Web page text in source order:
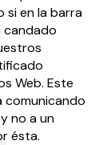
si en la barra
candado
Web. Este
comunicando
no a un
ésta.